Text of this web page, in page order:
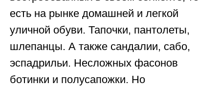
есть на рынке домашней и легкой
уличной обуви. Тапочки, пантолеты,
шлепанцы. А также сандалии, сабо,
эспадрильи. Несложных фасонов
ботинки и полусапожки. Но